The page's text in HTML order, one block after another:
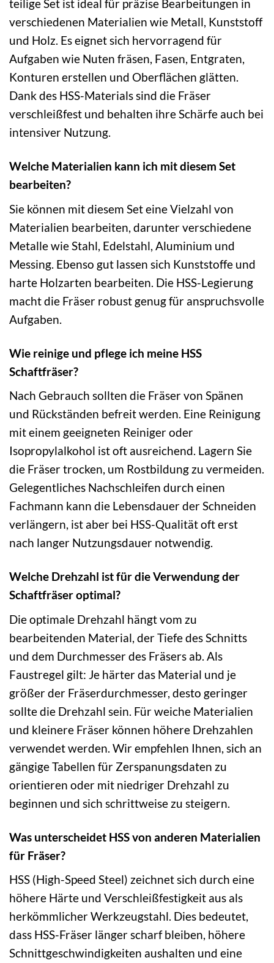
teilige Set ist ideal für präzise Bearbeitungen in
verschiedenen Materialien wie Metall, Kunststoff
und Holz. Es eignet sich hervorragend für
Aufgaben wie Nuten fräsen, Fasen, Entgraten,
Konturen erstellen und Oberflächen glätten.
Dank des HSS-Materials sind die Fräser
verschleißfest und behalten ihre Schärfe auch bei
intensiver Nutzung.
Welche Materialien kann ich mit diesem Set
bearbeiten?
Sie können mit diesem Set eine Vielzahl von
Materialien bearbeiten, darunter verschiedene
Metalle wie Stahl, Edelstahl, Aluminium und
Messing. Ebenso gut lassen sich Kunststoffe und
harte Holzarten bearbeiten. Die HSS-Legierung
macht die Fräser robust genug für anspruchsvolle
Aufgaben.
Wie reinige und pflege ich meine HSS
Schaftfräser?
Nach Gebrauch sollten die Fräser von Spänen
und Rückständen befreit werden. Eine Reinigung
mit einem geeigneten Reiniger oder
Isopropylalkohol ist oft ausreichend. Lagern Sie
die Fräser trocken, um Rostbildung zu vermeiden.
Gelegentliches Nachschleifen durch einen
Fachmann kann die Lebensdauer der Schneiden
verlängern, ist aber bei HSS-Qualität oft erst
nach langer Nutzungsdauer notwendig.
Welche Drehzahl ist für die Verwendung der
Schaftfräser optimal?
Die optimale Drehzahl hängt vom zu
bearbeitenden Material, der Tiefe des Schnitts
und dem Durchmesser des Fräsers ab. Als
Faustregel gilt: Je härter das Material und je
größer der Fräserdurchmesser, desto geringer
sollte die Drehzahl sein. Für weiche Materialien
und kleinere Fräser können höhere Drehzahlen
verwendet werden. Wir empfehlen Ihnen, sich an
gängige Tabellen für Zerspanungsdaten zu
orientieren oder mit niedriger Drehzahl zu
beginnen und sich schrittweise zu steigern.
Was unterscheidet HSS von anderen Materialien
für Fräser?
HSS (High-Speed Steel) zeichnet sich durch eine
höhere Härte und Verschleißfestigkeit aus als
herkömmlicher Werkzeugstahl. Dies bedeutet,
dass HSS-Fräser länger scharf bleiben, höhere
Schnittgeschwindigkeiten aushalten und eine